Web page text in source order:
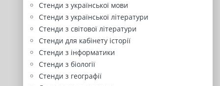
Стенди з української мови
Стенди з української літератури
Стенди з світової літератури
Стенди для кабінету історії
Стенди з інформатики
Стенди з біології
Стенди з географії